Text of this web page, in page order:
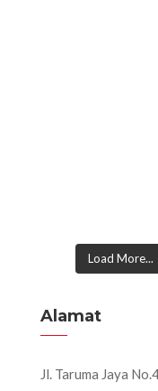
Load More...
Alamat
Jl. Taruma Jaya